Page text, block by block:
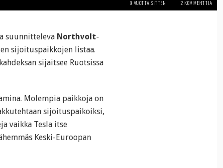
9 VUOTTA SITTEN 2 KOMMENTTIA
suunnitteleva Northvolt-
sijoituspaikkojen listaa.
sijaitsee Ruotsissa
Molempia paikkoja on
sijoituspaikoiksi,
vaikka Tesla itse
Keski-Euroopan